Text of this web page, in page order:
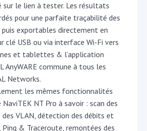
sur le lien à tester. Les résultats
pour une parfaite traçabilité des
exportables directement en
clé USB ou via interface Wi-Fi vers
et tablettes & l’application
AnyWARE commune à tous les
Networks.
les mêmes fonctionnalités
NT Pro à savoir : scan des
des VLAN, détection des débits et
Ping & Traceroute, remontées des